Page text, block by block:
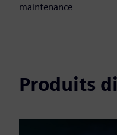
maintenance
Produits